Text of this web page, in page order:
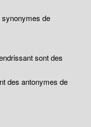
synonymes de
sont des
des antonymes de